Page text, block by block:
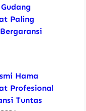
Paling
Hama
Profesional
Tuntas